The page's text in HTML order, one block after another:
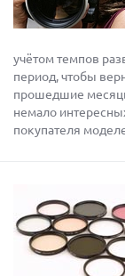
учётом темпов
период, чтобы
прошедшие
немало
покупателя